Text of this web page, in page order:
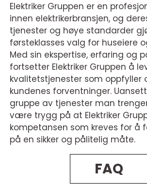
Elektriker Gruppen er en
innen elektrikerbransjen, og
tjenester og høye standarder
førsteklasses valg for huseiere
Med sin ekspertise, erfaring og
fortsetter Elektriker Gruppen å
kvalitetstjenester som oppfyller
kundenes forventninger.
gruppe av tjenester man
være trygg på at Elektriker
kompetansen som kreves for å
på en sikker og pålitelig måte.
FAQ